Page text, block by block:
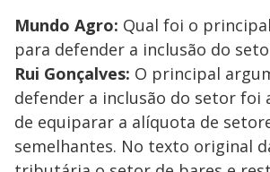
Mundo Agro: Qual foi o
para defender a inclusão do
Rui Gonçalves: O principal
defender a inclusão do setor foi
de equiparar a alíquota de
semelhantes. No texto original